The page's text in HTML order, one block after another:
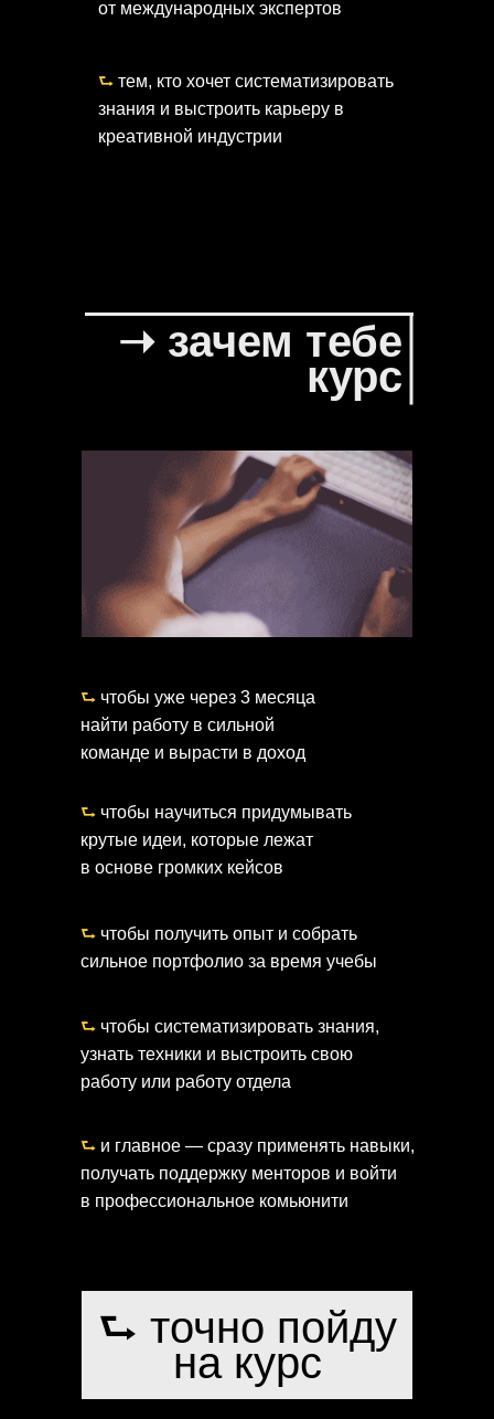
от международных экспертов
⮑ тем, кто хочет систематизировать
знания и выстроить карьеру в
креативной индустрии
⮑ точно пойду
на курс
⮑ чтобы научиться придумывать
крутые идеи, которые лежат
в основе громких кейсов
⮑ чтобы систематизировать знания,
узнать техники и выстроить свою
работу или работу отдела
⮑ и главное — сразу применять навыки,
получать поддержку менторов и войти
в профессиональное комьюнити
⮑ чтобы получить опыт и собрать
сильное портфолио за время учебы
⮑ чтобы уже через 3 месяца
найти работу в сильной
команде и вырасти в доход
➝ зачем тебе
курс